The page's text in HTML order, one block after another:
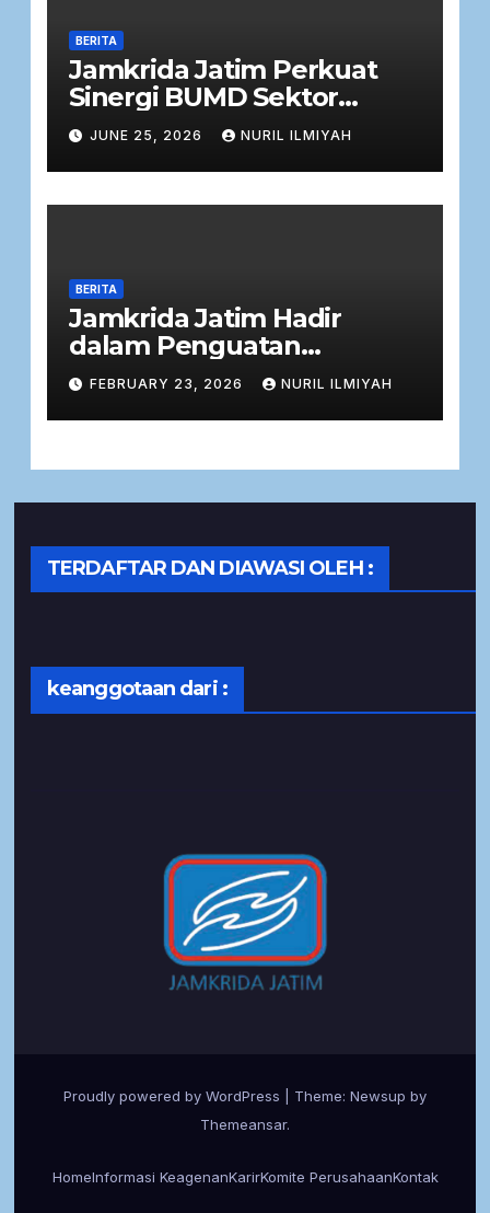
BERITA
Jamkrida Jatim Perkuat
Sinergi BUMD Sektor
Keuangan dalam Rapat
Kerja Bersama Komisi C
DPRD Jawa Timur
JUNE 25, 2026 NURIL ILMIYAH
BERITA
Jamkrida Jatim Hadir
dalam Penguatan
Kemandirian Ekonomi
Masyarakat melalui Zakat
Produktif
FEBRUARY 23, 2026 NURIL ILMIYAH
TERDAFTAR DAN DIAWASI OLEH :
keanggotaan dari :
Proudly powered by WordPress Theme: Newsup by
Themeansar.
HomeInformasi KeagenanKarirKomite PerusahaanKontak